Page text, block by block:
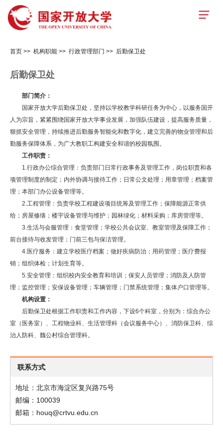
首页 >> 机构职能 >> 行政管理部门 >> 后勤保卫处
后勤保卫处
部门简介：
国家开放大学后勤保卫处，坚持以学校教学科研任务为中心，以服务国开
人为宗旨，紧紧围绕国家开放大学事业发展，加强队伍建设，提高服务质量，
狠抓安全管理，持续推进后勤服务智能化和数字化，建立完善的物业管理和后
勤服务保障体系，为广大教职工构建安全和谐的校园氛围。
工作职责：
1.行政办公综合管理：负责部门日常行政事务及管理工作，岗位职责和各
项管理制度的制定；内外协调与接待工作；日常公文处理；用章管理；档案管
理；本部门办公设备管理等。
2.工程管理：负责学校工程建设项目统筹及管理工作；保障能源正常供
给；房屋修缮；楼宇设备管理与维护；园林绿化；材料采购；库房管理等。
3.生活与会服管理：食堂管理；学校公共会议室、教室管理及保障工作；
前台接待与收发管理；门前三包与保洁管理。
4.医疗服务：建立学校医疗档案；做好疾病防治；用药管理；医疗费报
销；组织体检；计划生育等。
5.安全管理：组织校内安全教育和培训；保安人员管理；消防及人防管
理；监控管理；安保设备管理；车辆管理；门禁系统管理；集体户口管理等。
机构设置：
后勤保卫处根据工作职责和工作内容，下设6个科室，分别为：综合办公
室（医务室）、工程物业科、生活管理科（会议服务中心）、消防保卫科、综
治人防科、魏公村综合管理科。
联系方式
地址：北京市海淀区复兴路75号
邮编：100039
邮箱：houq@crtvu.edu.cn